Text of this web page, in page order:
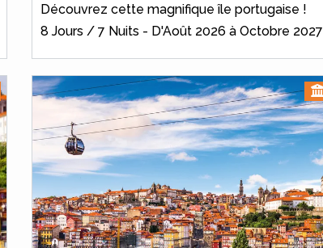
Découvrez cette magnifique île portugaise !
8 Jours / 7 Nuits - D'Août 2026 à Octobre 2027